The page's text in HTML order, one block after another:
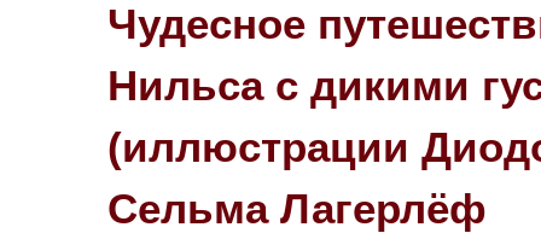
Чудесное
Нильса с дикими
(иллюстрации
Сельма Лагерлёф